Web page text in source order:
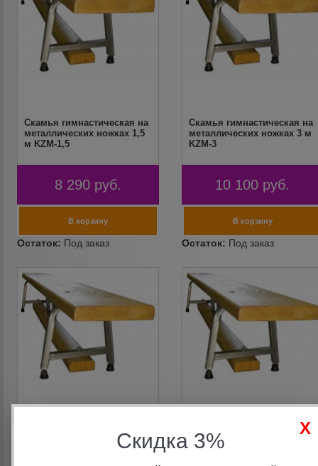
Скамья гимнастическая на
металлических ножках 1,5
м KZM-1,5
8 290 руб.
Скамья гимнастическая на
металлических ножках 3 м
KZM-3
10 100 руб.
металлических ножках 2 м
Скамья гимнастическая на
металлических ножках 2,5
м KZM-2,5
Скидка 3%